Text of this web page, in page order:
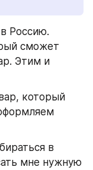
Россию.
сможет
Этим и
который
в
мне нужную